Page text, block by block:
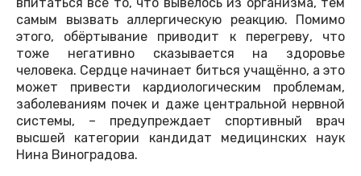
самым вызвать аллергическую реакцию. Помимо
этого, обёртывание приводит к перегреву, что
тоже негативно сказывается на здоровье
человека. Сердце начинает биться учащённо, а это
может привести кардиологическим проблемам,
заболеваниям почек и даже центральной нервной
системы, – предупреждает спортивный врач
высшей категории кандидат медицинских наук
Нина Виноградова.